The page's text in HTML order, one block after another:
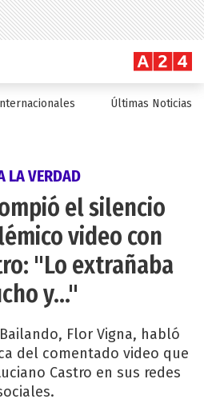
Últimas Noticias
LA VERDAD
el silencio
video con
"Lo extrañaba
y..."
Flor Vigna, habló
del comentado video que
Castro en sus redes